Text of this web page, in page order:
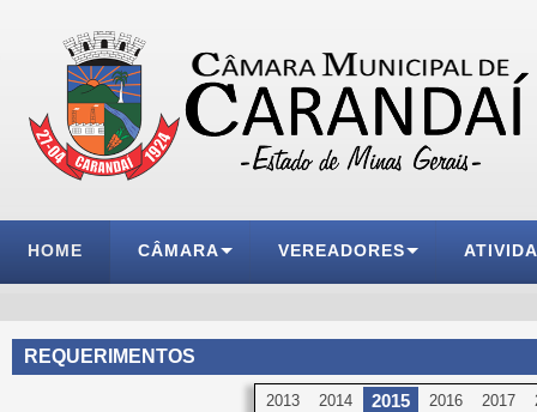
HOME CÂMARA VEREADORES
REQUERIMENTOS
2013 2014 2015 2016 2017